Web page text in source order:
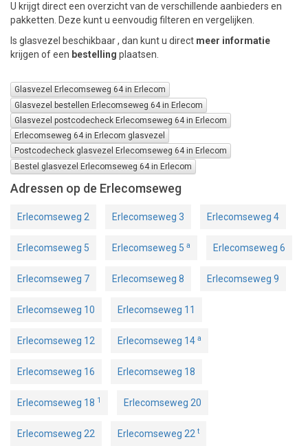
U krijgt direct een overzicht van de verschillende aanbieders en
pakketten. Deze kunt u eenvoudig filteren en vergelijken.
Is glasvezel beschikbaar , dan kunt u direct meer informatie
krijgen of een bestelling plaatsen.
Glasvezel Erlecomseweg 64 in Erlecom
Glasvezel bestellen Erlecomseweg 64 in Erlecom
Glasvezel postcodecheck Erlecomseweg 64 in Erlecom
Erlecomseweg 64 in Erlecom glasvezel
Postcodecheck glasvezel Erlecomseweg 64 in Erlecom
Bestel glasvezel Erlecomseweg 64 in Erlecom
Adressen op de Erlecomseweg
Erlecomseweg 2 Erlecomseweg 3 Erlecomseweg 4
Erlecomseweg 5 Erlecomseweg 5 a Erlecomseweg 6
Erlecomseweg 7 Erlecomseweg 8 Erlecomseweg 9
Erlecomseweg 10 Erlecomseweg 11
Erlecomseweg 12 Erlecomseweg 14 a
Erlecomseweg 16 Erlecomseweg 18
Erlecomseweg 18 1 Erlecomseweg 20
Erlecomseweg 22 Erlecomseweg 22 t